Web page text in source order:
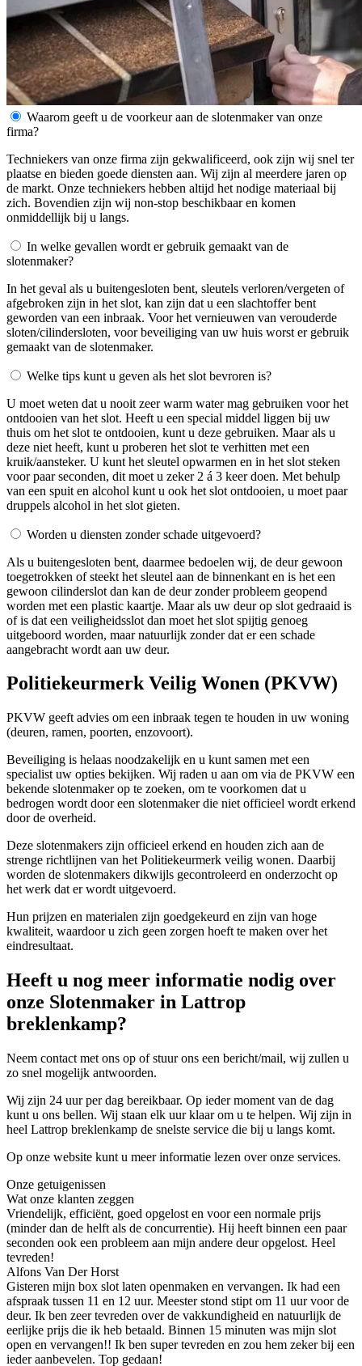
Waarom geeft u de voorkeur aan de slotenmaker van onze
firma?
Techniekers van onze firma zijn gekwalificeerd, ook zijn wij snel ter
plaatse en bieden goede diensten aan. Wij zijn al meerdere jaren op
de markt. Onze techniekers hebben altijd het nodige materiaal bij
zich. Bovendien zijn wij non-stop beschikbaar en komen
onmiddellijk bij u langs.
In welke gevallen wordt er gebruik gemaakt van de
slotenmaker?
In het geval als u buitengesloten bent, sleutels verloren/vergeten of
afgebroken zijn in het slot, kan zijn dat u een slachtoffer bent
geworden van een inbraak. Voor het vernieuwen van verouderde
sloten/cilindersloten, voor beveiliging van uw huis worst er gebruik
gemaakt van de slotenmaker.
Welke tips kunt u geven als het slot bevroren is?
U moet weten dat u nooit zeer warm water mag gebruiken voor het
ontdooien van het slot. Heeft u een special middel liggen bij uw
thuis om het slot te ontdooien, kunt u deze gebruiken. Maar als u
deze niet heeft, kunt u proberen het slot te verhitten met een
kruik/aansteker. U kunt het sleutel opwarmen en in het slot steken
voor paar seconden, dit moet u zeker 2 á 3 keer doen. Met behulp
van een spuit en alcohol kunt u ook het slot ontdooien, u moet paar
druppels alcohol in het slot gieten.
Worden u diensten zonder schade uitgevoerd?
Als u buitengesloten bent, daarmee bedoelen wij, de deur gewoon
toegetrokken of steekt het sleutel aan de binnenkant en is het een
gewoon cilinderslot dan kan de deur zonder probleem geopend
worden met een plastic kaartje. Maar als uw deur op slot gedraaid is
of is dat een veiligheidsslot dan moet het slot spijtig genoeg
uitgeboord worden, maar natuurlijk zonder dat er een schade
aangebracht wordt aan uw deur.
Politiekeurmerk Veilig Wonen (PKVW)
PKVW geeft advies om een inbraak tegen te houden in uw woning
(deuren, ramen, poorten, enzovoort).
Beveiliging is helaas noodzakelijk en u kunt samen met een
specialist uw opties bekijken. Wij raden u aan om via de PKVW een
bekende slotenmaker op te zoeken, om te voorkomen dat u
bedrogen wordt door een slotenmaker die niet officieel wordt erkend
door de overheid.
Deze slotenmakers zijn officieel erkend en houden zich aan de
strenge richtlijnen van het Politiekeurmerk veilig wonen. Daarbij
worden de slotenmakers dikwijls gecontroleerd en onderzocht op
het werk dat er wordt uitgevoerd.
Hun prijzen en materialen zijn goedgekeurd en zijn van hoge
kwaliteit, waardoor u zich geen zorgen hoeft te maken over het
eindresultaat.
Heeft u nog meer informatie nodig over
onze Slotenmaker in Lattrop
breklenkamp?
Neem contact met ons op of stuur ons een bericht/mail, wij zullen u
zo snel mogelijk antwoorden.
Wij zijn 24 uur per dag bereikbaar. Op ieder moment van de dag
kunt u ons bellen. Wij staan elk uur klaar om u te helpen. Wij zijn in
heel Lattrop breklenkamp de snelste service die bij u langs komt.
Op onze website kunt u meer informatie lezen over onze services.
Onze getuigenissen
Wat onze klanten zeggen
Vriendelijk, efficiënt, goed opgelost en voor een normale prijs
(minder dan de helft als de concurrentie). Hij heeft binnen een paar
seconden ook een probleem aan mijn andere deur opgelost. Heel
tevreden!
Alfons Van Der Horst
Gisteren mijn box slot laten openmaken en vervangen. Ik had een
afspraak tussen 11 en 12 uur. Meester stond stipt om 11 uur voor de
deur. Ik ben zeer tevreden over de vakkundigheid en natuurlijk de
eerlijke prijs die ik heb betaald. Binnen 15 minuten was mijn slot
open en vervangen!! Ik ben super tevreden en zou hem zeker bij een
ieder aanbevelen. Top gedaan!